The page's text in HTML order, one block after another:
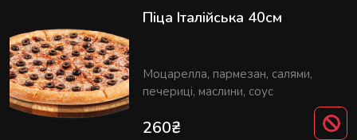
Піца Італійська 40см
Моцарелла, пармезан, салями,
печериці, маслини, соус
260₴